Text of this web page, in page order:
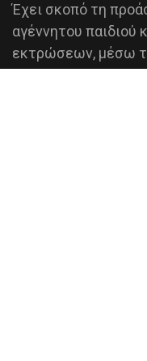
Έχει σκοπό τη
αγέννητου παιδιού
εκτρώσεων, μέσω